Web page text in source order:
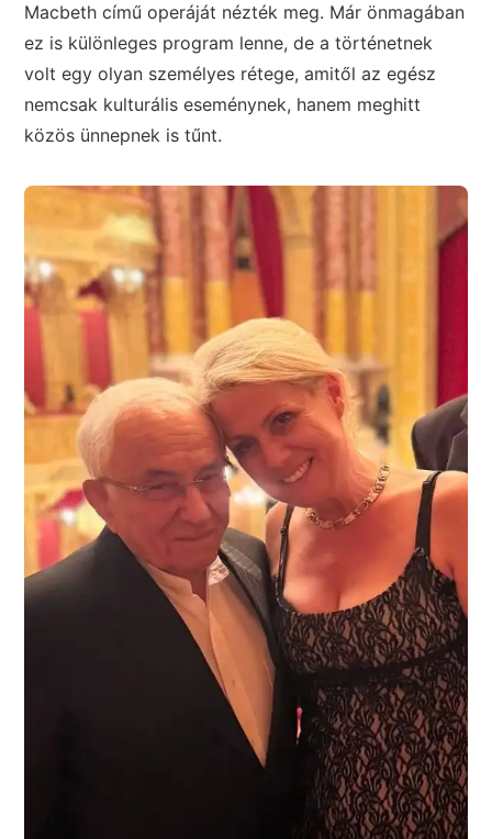
Macbeth című operáját nézték meg. Már önmagában
ez is különleges program lenne, de a történetnek
volt egy olyan személyes rétege, amitől az egész
nemcsak kulturális eseménynek, hanem meghitt
közös ünnepnek is tűnt.